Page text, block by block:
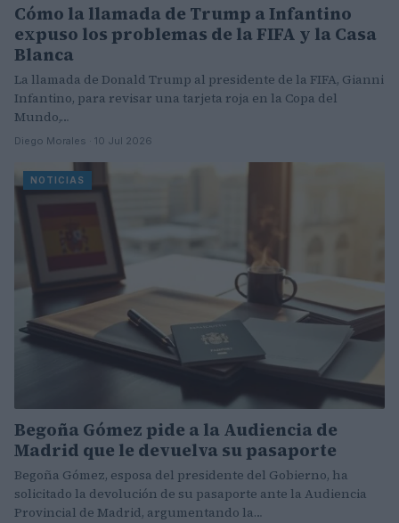
Cómo la llamada de Trump a Infantino
expuso los problemas de la FIFA y la Casa
Blanca
La llamada de Donald Trump al presidente de la FIFA, Gianni
Infantino, para revisar una tarjeta roja en la Copa del
Mundo,…
Diego Morales · 10 Jul 2026
NOTICIAS
Begoña Gómez pide a la Audiencia de
Madrid que le devuelva su pasaporte
Begoña Gómez, esposa del presidente del Gobierno, ha
solicitado la devolución de su pasaporte ante la Audiencia
Provincial de Madrid, argumentando la…